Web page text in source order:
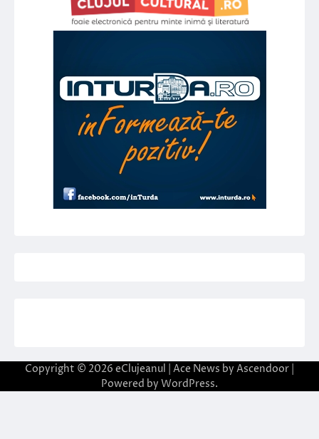
Copyright © 2026 eClujeanul | Ace News by Ascendoor
Powered by WordPress.